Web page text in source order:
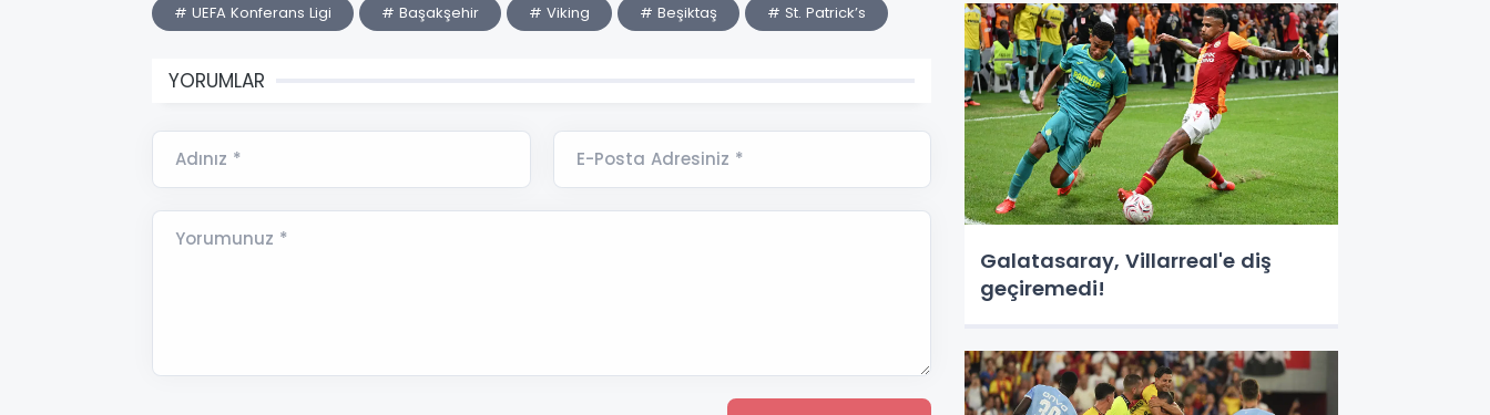
# UEFA Konferans Ligi # Başakşehir # Viking # Beşiktaş # St. Patrick’s
YORUMLAR
Adınız * E-Posta Adresiniz *
Yorumunuz *
Galatasaray, Villarreal'e diş
geçiremedi!